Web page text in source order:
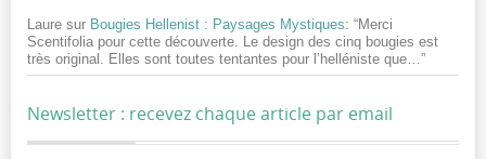
Laure sur Bougies Hellenist : Paysages Mystiques: “Merci
Scentifolia pour cette découverte. Le design des cinq bougies est
très original. Elles sont toutes tentantes pour l’helléniste que… ”
Newsletter : recevez chaque article par email